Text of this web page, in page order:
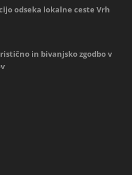
odseka lokalne ceste Vrh
in bivanjsko zgodbo v